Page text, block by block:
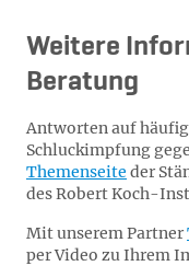
Weitere
Beratung
Antworten auf
Schluckimpfung
Themenseite der
des Robert Koch-
Mit unserem Partner
per Video zu Ihrem